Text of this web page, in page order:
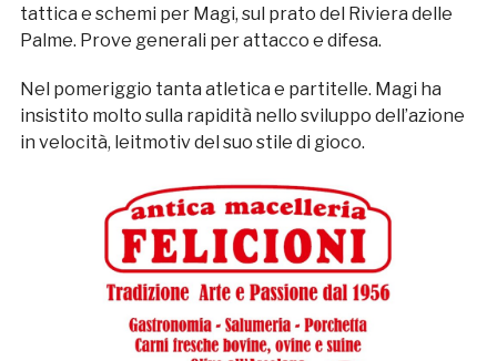
tattica e schemi per Magi, sul prato del Riviera delle
Palme. Prove generali per attacco e difesa.
Nel pomeriggio tanta atletica e partitelle. Magi ha
insistito molto sulla rapidità nello sviluppo dell’azione
in velocità, leitmotiv del suo stile di gioco.